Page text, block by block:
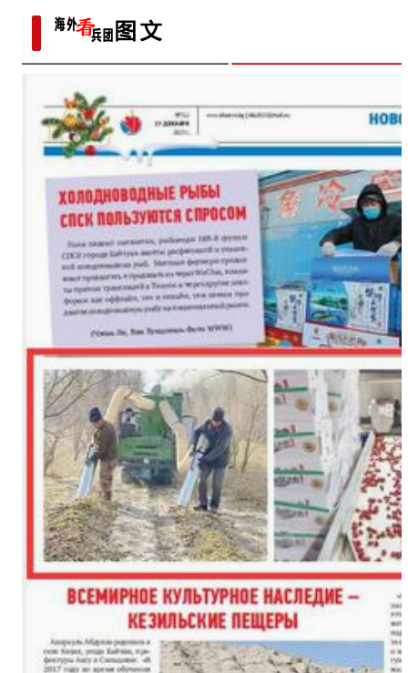
让少数民族古籍文字“活